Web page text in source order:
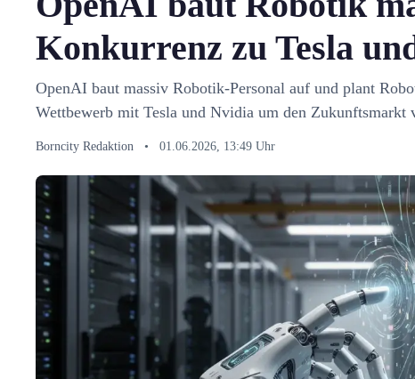
Konkurrenz zu Tesla
OpenAI baut massiv Robotik-Personal auf und plant
Wettbewerb mit Tesla und Nvidia um den Zukunftsmarkt
Borncity Redaktion • 01.06.2026, 13:49 Uhr